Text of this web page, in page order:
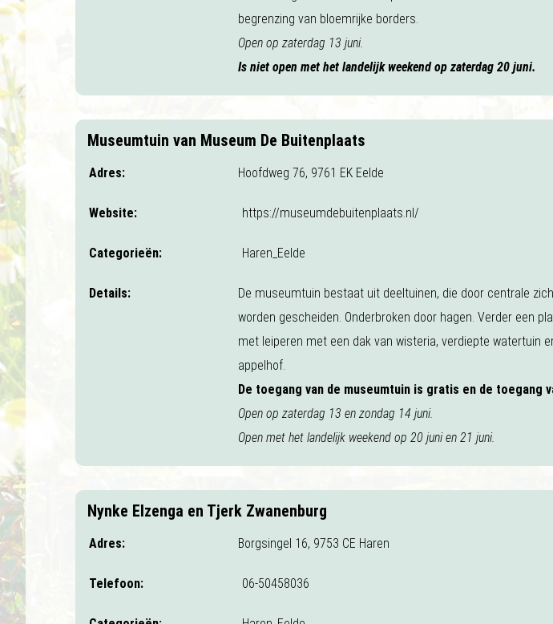
begrenzing van bloemrijke borders.
Open op zaterdag 13 juni.
Is niet open met het landelijk weekend op zaterdag 20 juni.
Museumtuin van Museum De Buitenplaats
Adres: Hoofdweg 76, 9761 EK Eelde
Website: https://museumdebuitenplaats.nl/
Categorieën: Haren_Eelde
Details:
De museumtuin bestaat uit deeltuinen, die door centrale
worden gescheiden. Onderbroken door hagen. Verder een
met leiperen met een dak van wisteria, verdiepte watertuin
appelhof.
De toegang van de museumtuin is gratis en de toegang
Open op zaterdag 13 en zondag 14 juni.
Open met het landelijk weekend op 20 juni en 21 juni.
Nynke Elzenga en Tjerk Zwanenburg
Adres: Borgsingel 16, 9753 CE Haren
Telefoon: 06-50458036